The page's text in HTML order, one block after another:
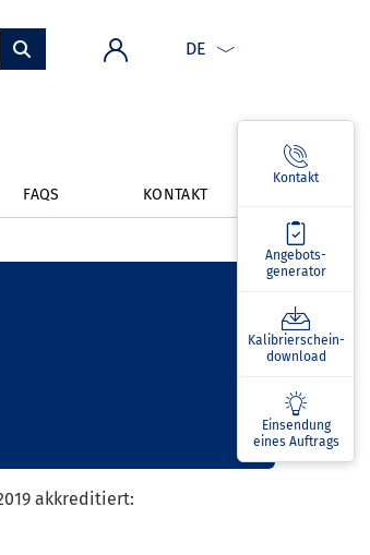
DE
Kontakt
Angebots­
generator
Kalibrierschein­
download
Einsendung
eines Auftrags
FAQS KONTAKT
akkreditiert: